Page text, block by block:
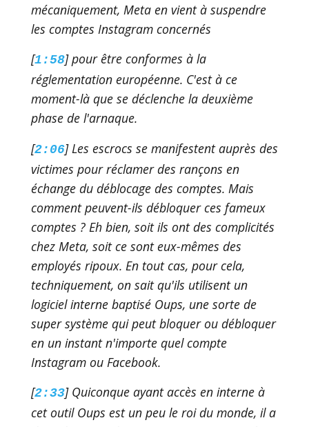
mécaniquement, Meta en vient à suspendre
les comptes Instagram concernés
[1:58] pour être conformes à la
réglementation européenne. C'est à ce
moment-là que se déclenche la deuxième
phase de l'arnaque.
[2:06] Les escrocs se manifestent auprès des
victimes pour réclamer des rançons en
échange du déblocage des comptes. Mais
comment peuvent-ils débloquer ces fameux
comptes ? Eh bien, soit ils ont des complicités
chez Meta, soit ce sont eux-mêmes des
employés ripoux. En tout cas, pour cela,
techniquement, on sait qu'ils utilisent un
logiciel interne baptisé Oups, une sorte de
super système qui peut bloquer ou débloquer
en un instant n'importe quel compte
Instagram ou Facebook.
[2:33] Quiconque ayant accès en interne à
cet outil Oups est un peu le roi du monde, il a